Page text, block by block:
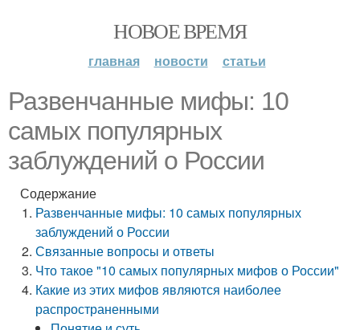
НОВОЕ ВРЕМЯ
главная новости статьи
Развенчанные мифы: 10
самых популярных
заблуждений о России
Содержание
Развенчанные мифы: 10 самых популярных
заблуждений о России
Связанные вопросы и ответы
Что такое "10 самых популярных мифов о России"
Какие из этих мифов являются наиболее
распространенными